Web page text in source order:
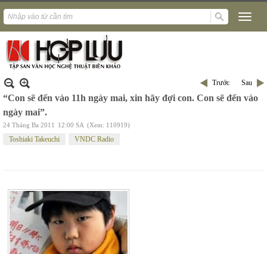
Trước Sau
“Con sẽ đến vào 11h ngày mai, xin hãy đợi con. Con sẽ đến vào
ngày mai”.
24 Tháng Ba 2011 12:00 SA (Xem: 110919)
Toshiaki Takeuchi VNDC Radio